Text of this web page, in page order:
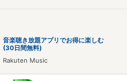
音楽聴き放題アプリでお得に楽しむ
(30日間無料)
Rakuten Music